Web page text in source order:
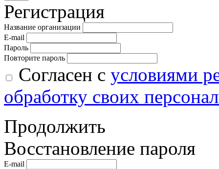
Регистрация
Название организации
E-mail
Пароль
Повторите пароль
Согласен с условиями
обработку своих
Продолжить
Восстановление пароля
E-mail